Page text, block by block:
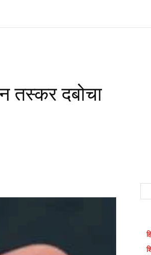
तस्कर दबोचा